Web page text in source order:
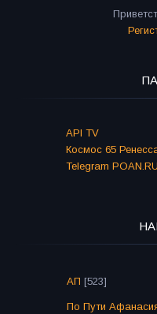
API TV
Космос 65
Telegram POAN.RU
АП [523]
По Пути